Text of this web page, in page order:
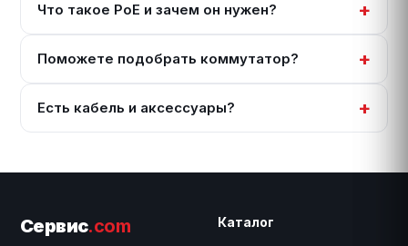
Что такое PoE и зачем он нужен?
Поможете подобрать коммутатор?
Есть кабель и аксессуары?
Сервис.com Каталог